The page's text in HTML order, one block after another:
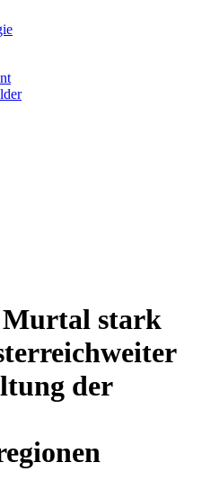
stark
der